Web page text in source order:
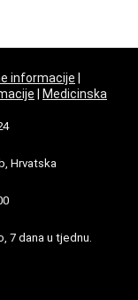
informacije |
| Medicinska
Hrvatska
7 dana u tjednu.